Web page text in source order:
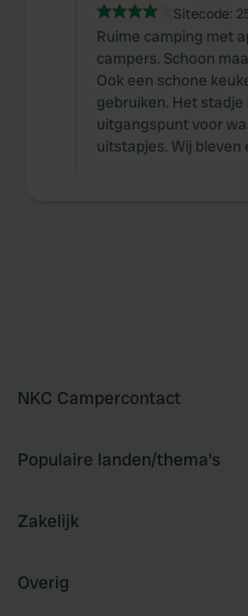
Sitecode:
Ruime camping met
campers. Schoon
Ook een schone
gebruiken. Het
uitgangspunt voor
uitstapjes. Wij bleven
NKC Campercontact
Populaire landen/thema's
Zakelijk
Overig